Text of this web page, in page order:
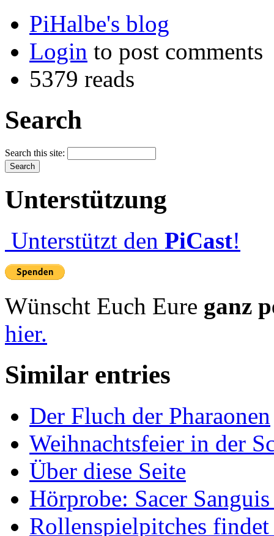
PiHalbe's blog
Login to post comments
5379 reads
Search
Search this site:
Unterstützung
Unterstützt den PiCast!
Wünscht Euch Eure ganz
hier.
Similar entries
Der Fluch der Pharaonen
Weihnachtsfeier in der
Über diese Seite
Hörprobe: Sacer
Rollenspielpitches